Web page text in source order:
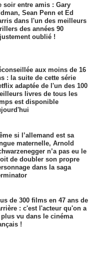
soir entre amis : Gary
Sean Penn et Ed
dans l'un des meilleurs
des années 90
oublié !
aux moins de 16
: la suite de cette série
adaptée de l'un des 100
livres de tous les
est disponible
si l’allemand est sa
maternelle, Arnold
n’a pas eu le
de doubler son propre
dans la saga
de 300 films en 47 ans de
: c'est l'acteur qu'on a
plus vu dans le cinéma
!